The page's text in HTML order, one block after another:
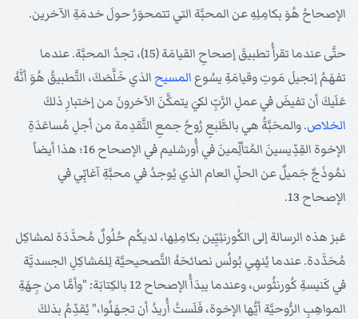
الإصحاحُ هُوَ بكامِلِهِ عن المحبَّة التي تتمحوَرُ حولَ خدمَةِ الآخرين.
حتَّى عندما تقرأُ تطبيقَ إصحاحِ القيامَة (15)، تجدُ المحبَّة. عندما
تفهَمُ إنجيلَ مَوتِ وقيامَةِ يسُوع المسيح الذي خَلَّصَكَ، التَّطبيقُ هُوَ أنَّهُ
عَلَيكَ أن تفيضَ في عملِ الرَّبِّ لكيَ يتمكَّنَ الآخرونَ من إختبارِ ذلكَ
الخلاص. والمحَبَّةُ هي بالطَّبعِ رُوحُ جمعِ التَّقدِمة من أجلِ مُساعَدَةِ
الإخوة القِدِّيسينَ المُتألِّمينَ في أُورشليم في الإصحاح 16؛ هذا أيضاً
نمُوذَجٌ جَميلٌ عن الحلِّ العام الذي يُوجدُ في محبَّةِ آغابِّي في
الإصحاح 13.
عَبرَ هذه الرسالة إلى الكُورنثِيِّين بكامِلِها، لديكُم حُلُولٌ مُحدَّدَة لمشاكِل
مُحَدَّدة. عندما يُنهِي بُولُس نصائحَهُ التَّصحيحيَّة لِلمَشاكِلِ الجسديَّة
في كَنيسةِ كُورنثُوس، وعندما يبدَأُ الإصحاح 12 بالكِتابَة: "وأمَّا من جِهَةِ
المواهِبِ الرُّوحيَّة أيُّها الإخوة، فَلَستُ أُريدُ أن تجهَلُوا،" يُقدِّمُ بذلكَ